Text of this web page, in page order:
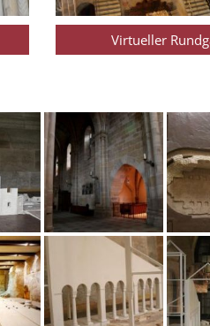
Virtueller